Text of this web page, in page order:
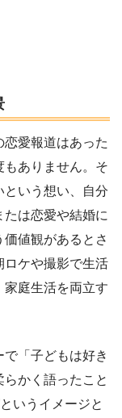
愛報道はあった
もありません。そ
いう想い、自分
は恋愛や結婚に
値観があるとさ
ロケや撮影で生活
家庭生活を両立す
「子どもは好き
かく語ったこと
いうイメージと